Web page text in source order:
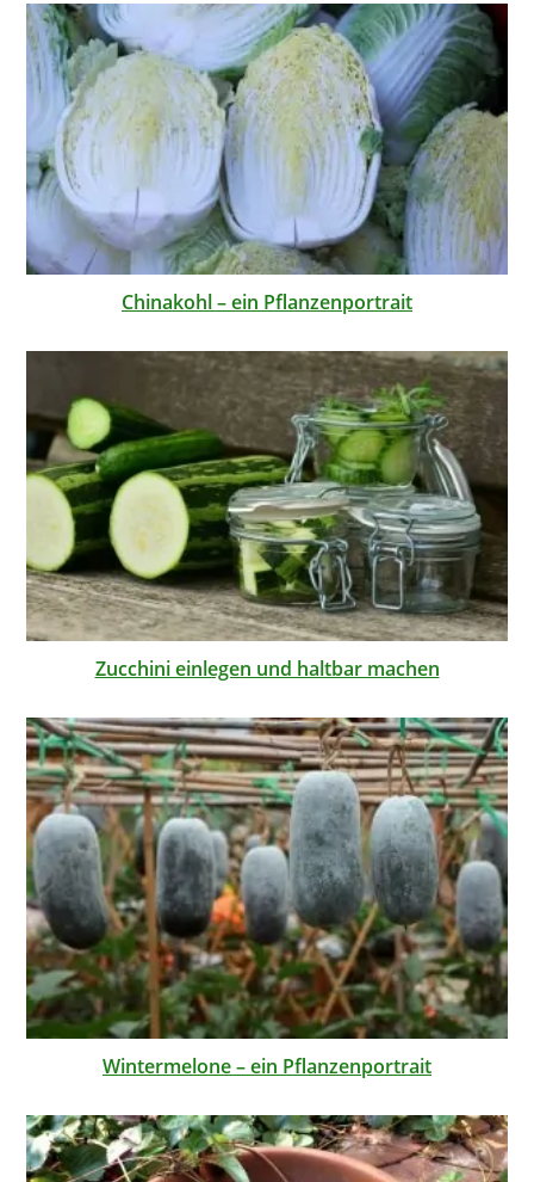
Chinakohl – ein Pflanzenportrait
Zucchini einlegen und haltbar machen
Wintermelone – ein Pflanzenportrait